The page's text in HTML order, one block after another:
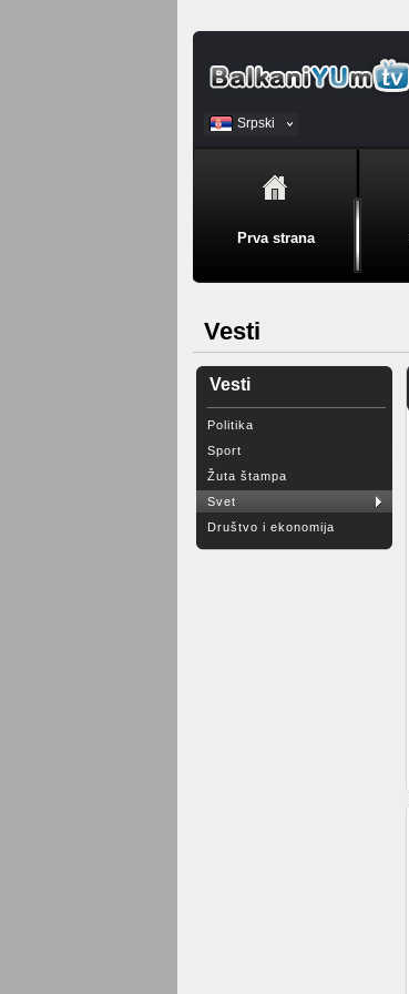
Srpski
BiH
Prva strana
Vesti
Vesti
Politika
Sport
Žuta štampa
Svet
Društvo i ekonomija